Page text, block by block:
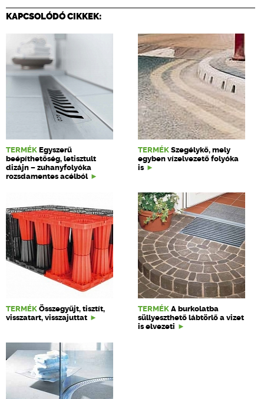
KAPCSOLÓDÓ CIKKEK:
TERMÉK Egyszerű
beépíthetőség, letisztult
dizájn – zuhanyfolyóka
rozsdamentes acélból
TERMÉK Szegélykő, mely
egyben vízelvezető folyóka
is
TERMÉK Összegyűjt, tisztít,
visszatart, visszajuttat
TERMÉK A burkolatba
süllyeszthető lábtörlő a vizet
is elvezeti